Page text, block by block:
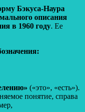
Бэкуса-Наура
описания
в 1960 году. Ее
(«это», «есть»).
понятие, справа